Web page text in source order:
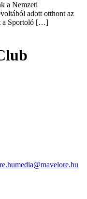
a Nemzeti
adott otthont az
a Sportoló […]
media@mavelore.hu